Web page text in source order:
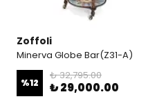
Zoffoli
Minerva Globe Bar(Z31-A)
%12
₺ 32,795.00
₺ 29,000.00